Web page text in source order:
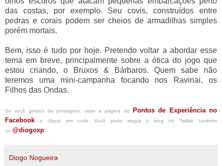
das costas, por exemplo. Seu covis, construídos entre
pedras e corais podem ser cheios de armadilhas simples
porém mortais.
Bem, isso é tudo por hoje. Pretendo voltar a abordar esse
tema em breve, principalmente sobre a ótica do jogo que
estou criando, o Bruxos & Bárbaros. Quem sabe não
teremos uma mini-campanha focando nos Ravinai, os
Filhos das Ondas.
Se você gostou da postagem, visite a página do Pontos de Experiência no
Facebook e clique em curtir. Você pode seguir o blog no Twitter também
no @diogoxp
Diogo Nogueira